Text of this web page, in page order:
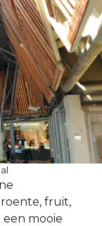
fruit,
mooie